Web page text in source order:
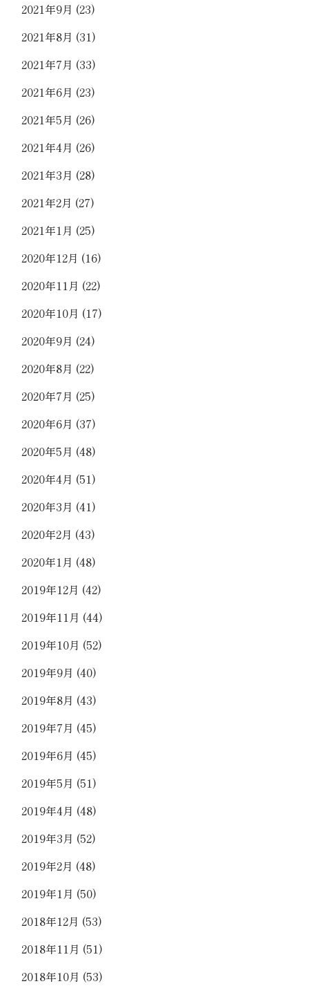
2021年9月 (23)
2021年8月 (31)
2021年7月 (33)
2021年6月 (23)
2021年5月 (26)
2021年4月 (26)
2021年3月 (28)
2021年2月 (27)
2021年1月 (25)
2020年12月 (16)
2020年11月 (22)
2020年10月 (17)
2020年9月 (24)
2020年8月 (22)
2020年7月 (25)
2020年6月 (37)
2020年5月 (48)
2020年4月 (51)
2020年3月 (41)
2020年2月 (43)
2020年1月 (48)
2019年12月 (42)
2019年11月 (44)
2019年10月 (52)
2019年9月 (40)
2019年8月 (43)
2019年7月 (45)
2019年6月 (45)
2019年5月 (51)
2019年4月 (48)
2019年3月 (52)
2019年2月 (48)
2019年1月 (50)
2018年12月 (53)
2018年11月 (51)
2018年10月 (53)